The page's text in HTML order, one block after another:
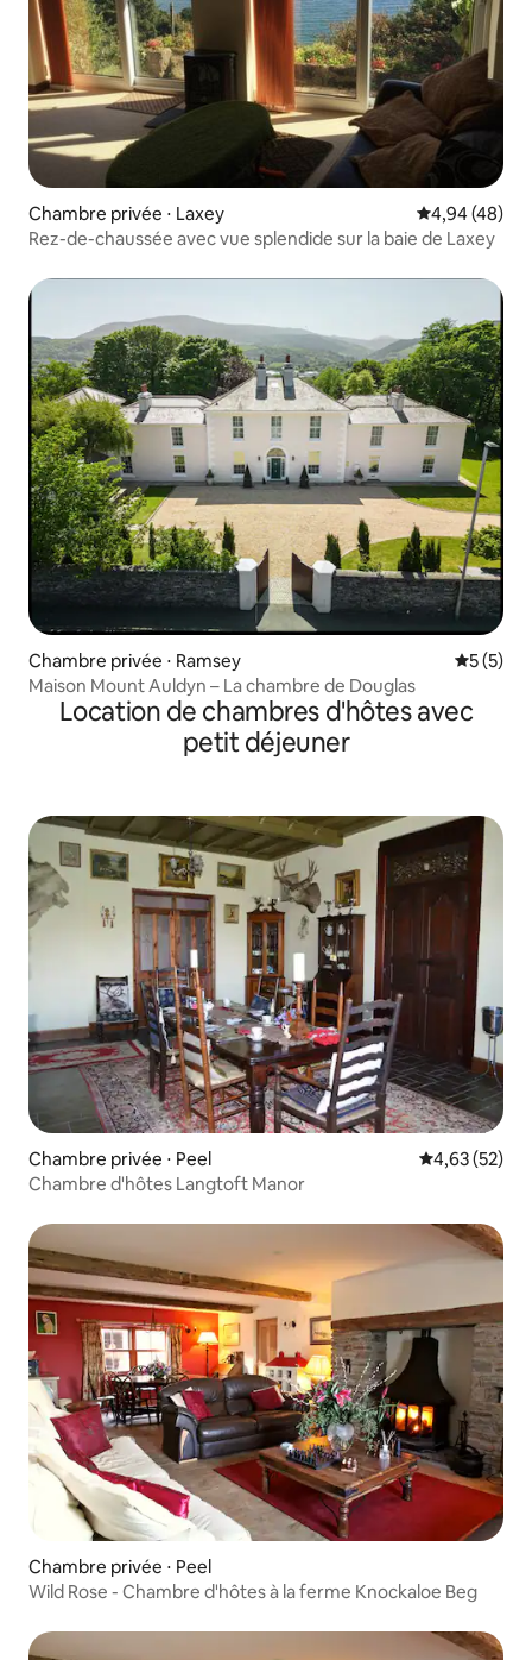
Chambre privée ⋅ Laxey Évaluation
4,94 (48)
Rez-de-chaussée avec vue splendide sur la baie de Laxey
Chambre privée ⋅ Ramsey
5 (5)
Maison Mount Auldyn – La chambre de Douglas
Location de chambres d'hôtes avec
petit déjeuner
Chambre privée ⋅ Peel Évaluation
4,63 (52)
Chambre d'hôtes Langtoft Manor
Chambre privée ⋅ Peel
Wild Rose - Chambre d'hôtes à la ferme Knockaloe Beg